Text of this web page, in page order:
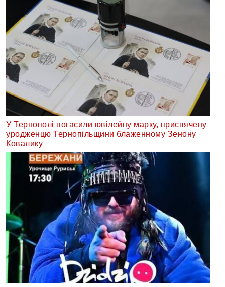
У Тернополі погасили ювілейну марку, присвячену
уродженцю Тернопільщини блаженному Зенону
Ковалику